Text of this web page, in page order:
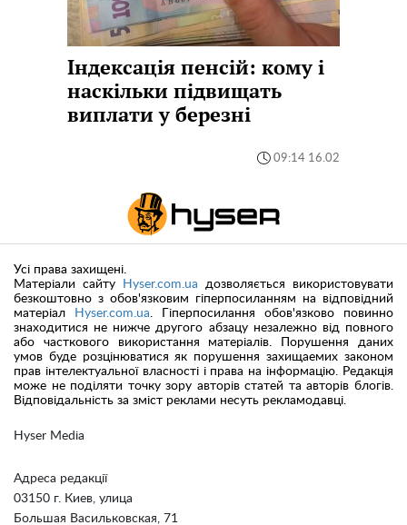
Індексація пенсій: кому і
наскільки підвищать
виплати у березні
09:14 16.02
Hyser Media
Адреса редакції
03150 г. Киев, улица
Большая Васильковская, 71
Усі права захищені.
Матеріали сайту
Hyser.com.ua дозволяється використовувати
безкоштовно з обов'язковим гіперпосиланням на відповідний
матеріал
Hyser.com.ua. Гіперпосилання обов'язково повинно
знаходитися не нижче другого абзацу незалежно від повного
або часткового використання матеріалів. Порушення даних
умов буде розцінюватися як порушення захищаемих законом
прав інтелектуальної власності і права на інформацію. Редакція
може не поділяти точку зору авторів статей та авторів блогів.
Відповідальність за зміст реклами несуть рекламодавці.